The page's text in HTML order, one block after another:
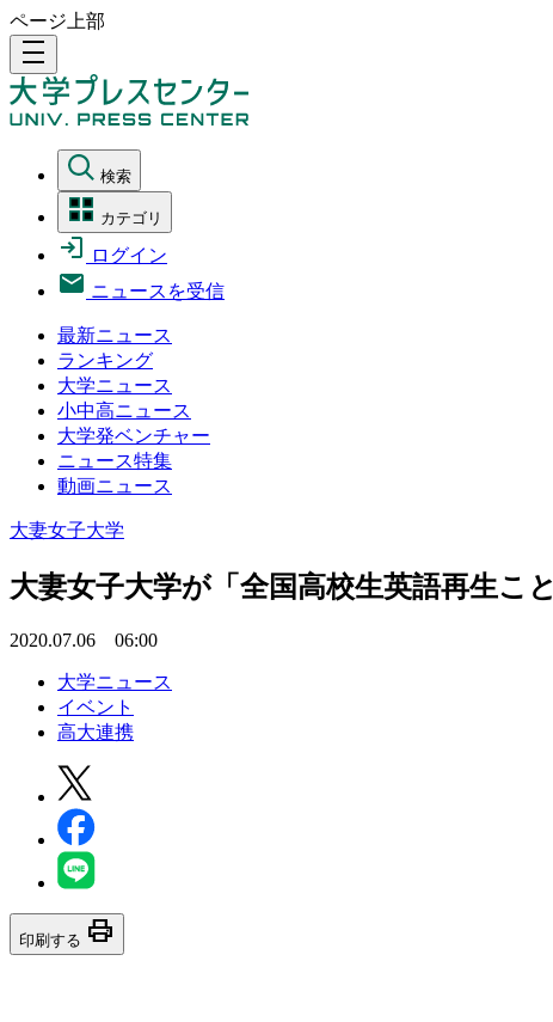
ページ上部
density_medium
検索
カテゴリ
ログイン
ニュースを受信
最新ニュース
ランキング
大学ニュース
小中高ニュース
大学発ベンチャー
ニュース特集
動画ニュース
大妻女子大学
大妻女子大学が「全国高校生英語再生こ
2020.07.06 06:00
大学ニュース
イベント
高大連携
印刷する print